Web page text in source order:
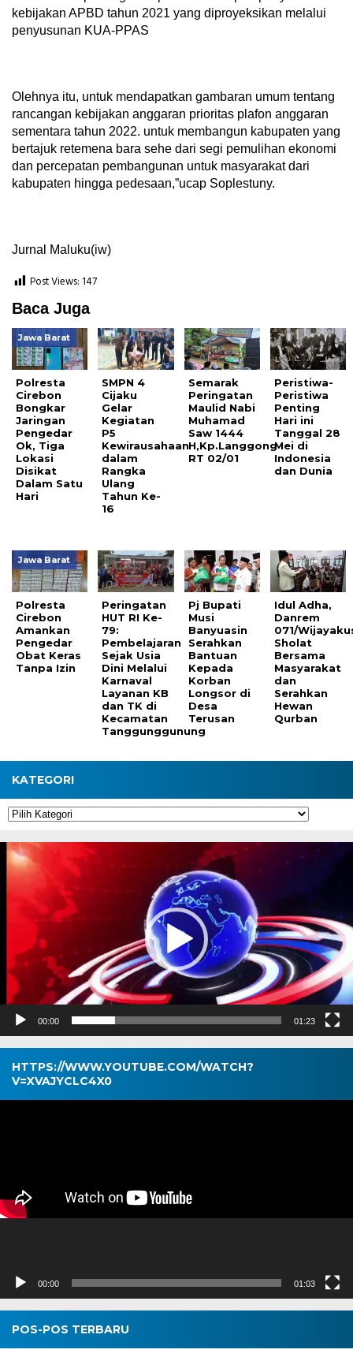
kebijakan APBD tahun 2021 yang diproyeksikan melalui
penyusunan KUA-PPAS
Olehnya itu, untuk mendapatkan gambaran umum tentang
rancangan kebijakan anggaran prioritas plafon anggaran
sementara tahun 2022. untuk membangun kabupaten yang
bertajuk retemena bara sehe dari segi pemulihan ekonomi
dan percepatan pembangunan untuk masyarakat dari
kabupaten hingga pedesaan,”ucap Soplestuny.
Jurnal Maluku(iw)
Post Views: 147
Baca Juga
Jawa Barat
Polresta
Cirebon
Bongkar
Jaringan
Pengedar
Ok, Tiga
Lokasi
Disikat
Dalam Satu
Hari
SMPN 4
Cijaku
Gelar
Kegiatan
P5
Kewirausahaan
dalam
Rangka
Ulang
Tahun Ke-
16
Semarak
Peringatan
Maulid Nabi
Muhamad
Saw 1444
H,Kp.Langgong
RT 02/01
Peristiwa-
Peristiwa
Penting
Hari ini
Tanggal 28
Mei di
Indonesia
dan Dunia
Jawa Barat
Polresta
Cirebon
Amankan
Pengedar
Obat Keras
Tanpa Izin
Peringatan
HUT RI Ke-
79:
Pembelajaran
Sejak Usia
Dini Melalui
Karnaval
Layanan KB
dan TK di
Kecamatan
Tanggunggunung
Pj Bupati
Musi
Banyuasin
Serahkan
Bantuan
Kepada
Korban
Longsor di
Desa
Terusan
Idul Adha,
Danrem
071/
Sholat
Bersama
Masyarakat
dan
Serahkan
Hewan
Qurban
KATEGORI
Kategori
Pemutar
Video
00:00 01:23
HTTPS://WWW.YOUTUBE.COM/WATCH?
V=XVAJYCLC4X0
Pemutar
00:00 01:03
POS-POS TERBARU